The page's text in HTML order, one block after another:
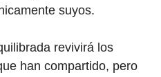
suyos.
revivirá los
han compartido, pero